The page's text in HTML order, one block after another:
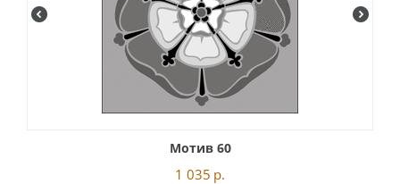
Мотив 60
1 035 р.